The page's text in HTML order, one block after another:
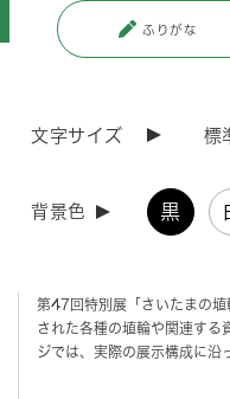
ふりがな
文字サイズ 標
背景色 黒
さいたま市立博物館第47回特別
さいたま市立博物館
第47回特別展「さい
第47回特別展「さいたまの
された各種の埴輪や関連す
ジでは、実際の展示構成に沿